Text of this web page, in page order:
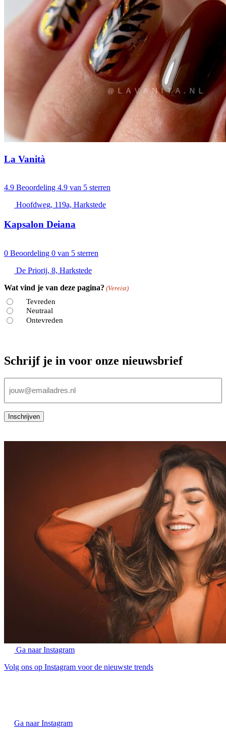
La Vanità
4.9 Beoordeling 4.9 van 5 sterren
Hoofdweg, 119a, Harkstede
Kapsalon Deiana
0 Beoordeling 0 van 5 sterren
De Priorij, 8, Harkstede
Wat vind je van deze pagina? (Vereist)
Tevreden
Neutraal
Ontevreden
Schrijf je in voor onze nieuwsbrief
mailadres
Inschrijven
Ga naar Instagram
Volg ons op Instagram voor de nieuwste trends
Ga naar Instagram